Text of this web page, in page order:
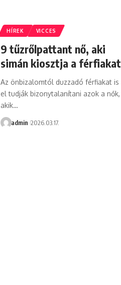
HÍREK VICCES
9 tűzrőlpattant nő, aki
simán kiosztja a férfiakat
Az önbizalomtól duzzadó férfiakat is
el tudják bizonytalanítani azok a nők,
akik…
admin 2026.03.17.